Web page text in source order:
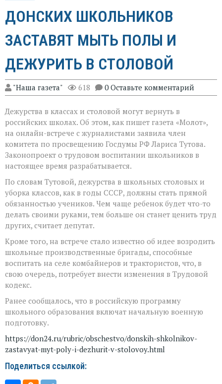
ДОНСКИХ ШКОЛЬНИКОВ
ЗАСТАВЯТ МЫТЬ ПОЛЫ И
ДЕЖУРИТЬ В СТОЛОВОЙ
"Наша газета" 618 0 Оставьте комментарий
Дежурства в классах и столовой могут вернуть в
российских школах. Об этом, как пишет газета «Молот»,
на онлайн-встрече с журналистами заявила член
комитета по просвещению Госдумы РФ Лариса Тутова.
Законопроект о трудовом воспитании школьников в
настоящее время разрабатывается.
По словам Тутовой, дежурства в школьных столовых и
уборка классов, как в годы СССР, должны стать прямой
обязанностью учеников. Чем чаще ребенок будет что-то
делать своими руками, тем больше он станет ценить труд
других, считает депутат.
Кроме того, на встрече стало известно об идее возродить
школьные производственные бригады, способные
воспитать на селе комбайнеров и трактористов, что, в
свою очередь, потребует внести изменения в Трудовой
кодекс.
Ранее сообщалось, что в российскую программу
школьного образования включат начальную военную
подготовку.
https://don24.ru/rubric/obschestvo/donskih-shkolnikov-
zastavyat-myt-poly-i-dezhurit-v-stolovoy.html
Поделиться ссылкой: